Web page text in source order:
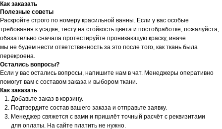
Как заказать
Полезные советы
Раскройте строго по номеру красильной ванны. Если у вас особые
требования к усадке, тесту на стойкость цвета и постобработке, пожалуйста,
обязательно сначала протестируйте проникающую краску, иначе
мы не будем нести ответственность за это после того, как ткань была
перекроена.
Остались вопросы?
Если у вас остались вопросы, напишите нам в чат. Менеджеры оперативно
помогут вам с составом заказа и выбором ткани.
Как заказать
Добавьте заказ в корзину.
Подтвердите состав вашего заказа и отправьте заявку.
Менеджер свяжется с вами и пришлёт точный расчёт с реквизитами
для оплаты. На сайте платить не нужно.